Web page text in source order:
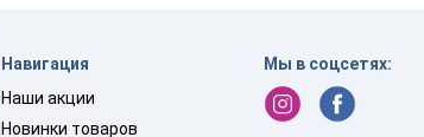
Навигация
Наши акции
Новинки товаров
Мы в соцсетях: